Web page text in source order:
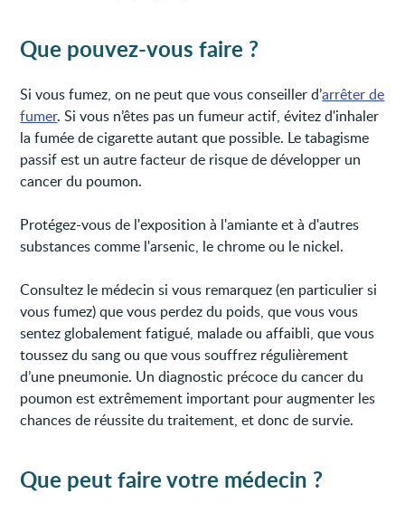
Que pouvez-vous faire ?
Si vous fumez, on ne peut que vous conseiller d’arrêter de
fumer. Si vous n’êtes pas un fumeur actif, évitez d'inhaler
la fumée de cigarette autant que possible. Le tabagisme
passif est un autre facteur de risque de développer un
cancer du poumon.
Protégez-vous de l'exposition à l'amiante et à d'autres
substances comme l'arsenic, le chrome ou le nickel.
Consultez le médecin si vous remarquez (en particulier si
vous fumez) que vous perdez du poids, que vous vous
sentez globalement fatigué, malade ou affaibli, que vous
toussez du sang ou que vous souffrez régulièrement
d’une pneumonie. Un diagnostic précoce du cancer du
poumon est extrêmement important pour augmenter les
chances de réussite du traitement, et donc de survie.
Que peut faire votre médecin ?